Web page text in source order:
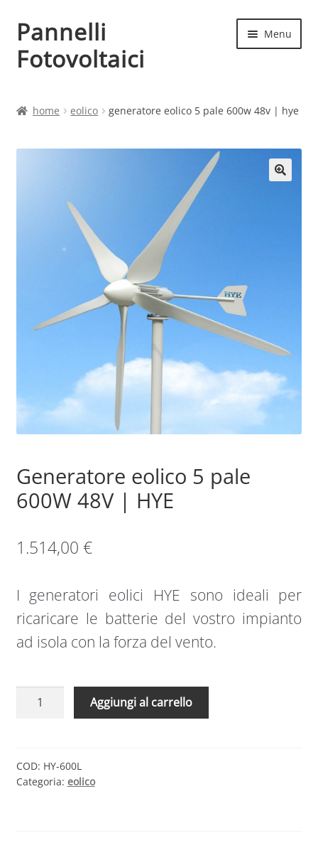
Vai
alla
navigazione
Vai
al
contenuto
Pannelli
Fotovoltaici
Menu
Chi siamo
Produttori
home eolico generatore eolico 5 pale 600w 48v | hye
Generatore eolico 5 pale
600W 48V | HYE
1.514,00 €
I generatori eolici HYE sono ideali per
ricaricare le batterie del vostro impianto
ad isola con la forza del vento.
Generatore
600W
48V
Aggiungi al carrello
COD: HY-600L
Categoria: eolico